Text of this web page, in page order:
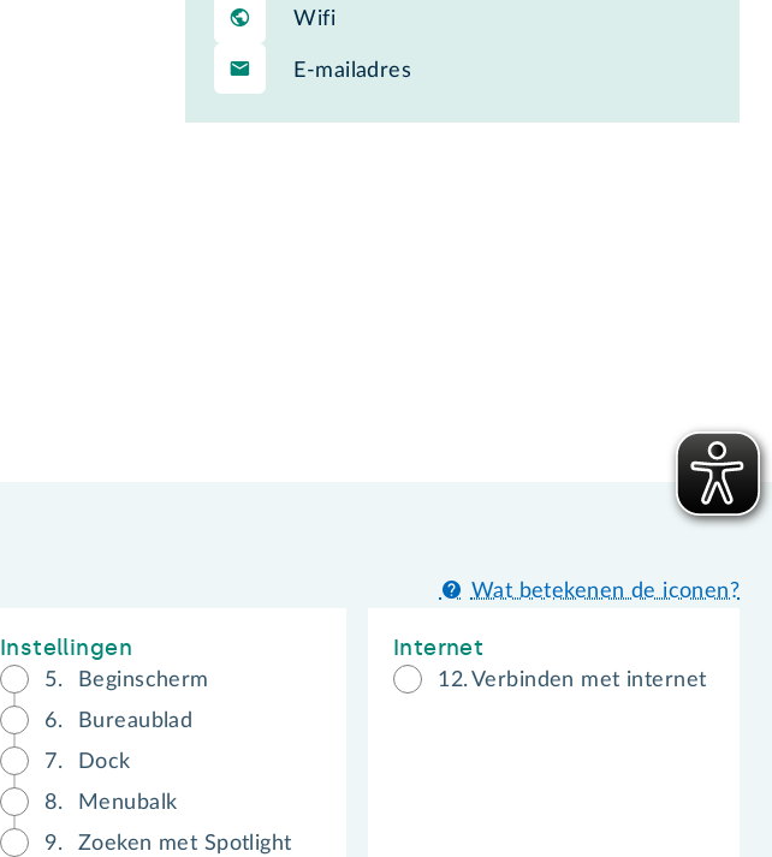
Wifi
E-mailadres
Wat betekenen de iconen?
Instellingen
5.
Beginscherm
6.
Bureaublad
7.
Dock
8.
Menubalk
9.
Zoeken met Spotlight
Internet
12. Verbinden met internet